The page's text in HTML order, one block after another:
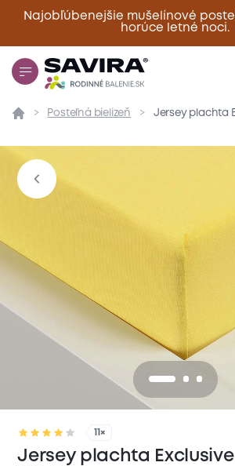
Najobľúbenejšie mušelínové
horúce letné noci.
Prehľad Parametre Popis
Posteľná bielizeň Jersey plachta
11×
Jersey plachta